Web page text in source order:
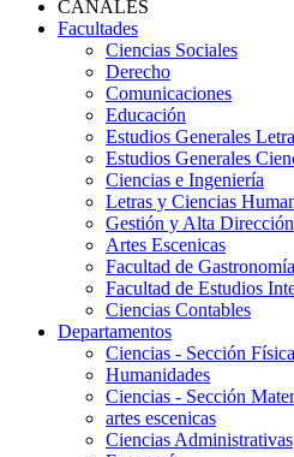
CANALES
Facultades
Ciencias Sociales
Derecho
Comunicaciones
Educación
Estudios Generales
Estudios Generales
Ciencias e Ingeniería
Letras y Ciencias
Gestión y Alta Dirección
Artes Escenicas
Facultad de
Facultad de Estudios
Ciencias Contables
Departamentos
Ciencias - Sección Física
Humanidades
Ciencias - Sección
artes escenicas
Ciencias Administrativas